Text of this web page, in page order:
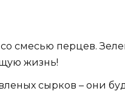
смесью перцев.
жизнь!
сырков – они